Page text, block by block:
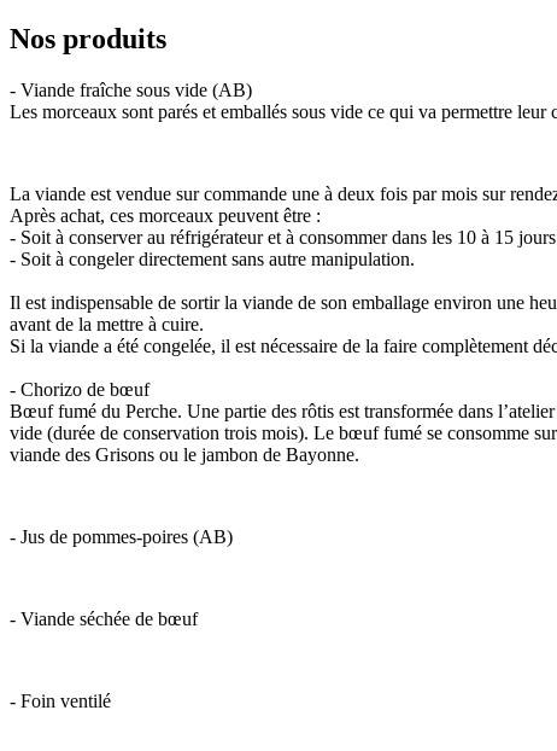
Nos produits
- Viande fraîche sous vide (AB)
Les morceaux sont parés et emballés sous vide ce qui va permettre
La viande est vendue sur commande une à deux fois par mois sur
Après achat, ces morceaux peuvent être :
- Soit à conserver au réfrigérateur et à consommer dans les 10 à 15
- Soit à congeler directement sans autre manipulation.
Il est indispensable de sortir la viande de son emballage environ une
avant de la mettre à cuire.
Si la viande a été congelée, il est nécessaire de la faire complètement
- Chorizo de bœuf
Bœuf fumé du Perche. Une partie des rôtis est transformée dans
vide (durée de conservation trois mois). Le bœuf fumé se consomme
viande des Grisons ou le jambon de Bayonne.
- Jus de pommes-poires (AB)
- Viande séchée de bœuf
- Foin ventilé